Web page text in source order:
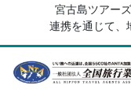
宮古島ツアー
連携を通じて、